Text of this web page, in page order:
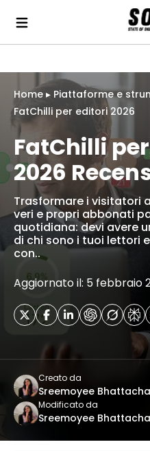
Home ▸ Piattaforme e
FatChilli per editori 2026
FatChilli
2026
Trasformare i visitatori
veri e propri abbonati
quotidiana: devi avere
di chi sono i tuoi lettori
con..
Aggiornato il: 5 febbraio
Creato da
Sreemoyee
Modificato da
Sreemoyee